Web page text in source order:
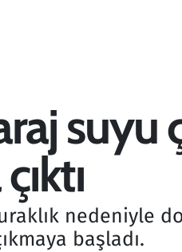
suyu
nedeniyle
başladı.